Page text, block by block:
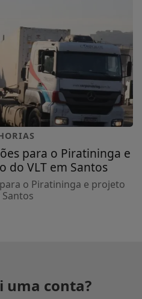
para o Piratininga e
do VLT em Santos
o Piratininga e projeto
uma conta?